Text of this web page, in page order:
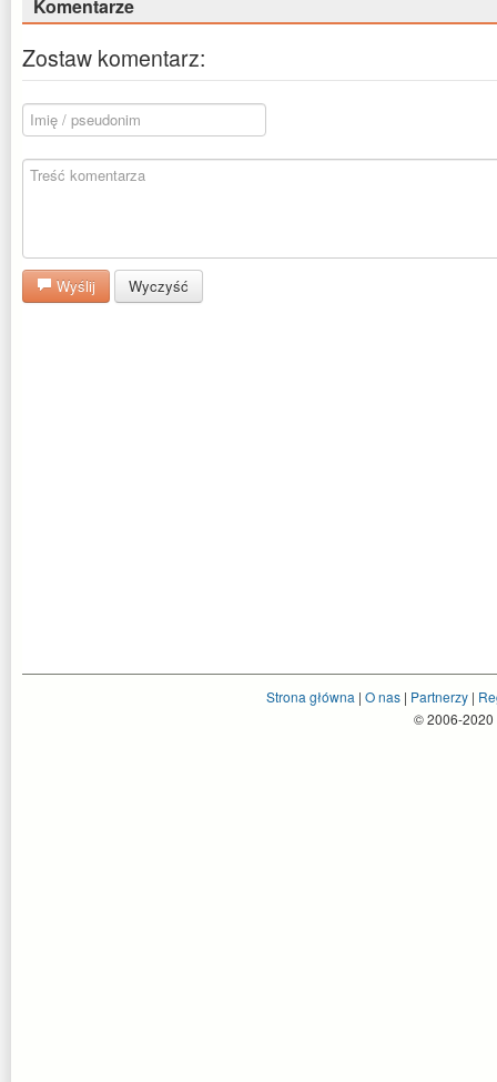
Komentarze
Zostaw komentarz:
Wyślij Wyczyść
Strona główna | O nas| Partnerzy|
© 2006-2020